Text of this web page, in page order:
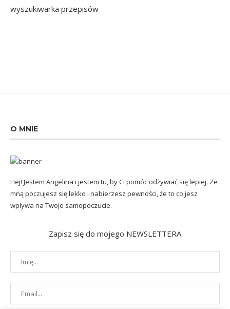
O MNIE
Hej! Jestem Angelina i jestem tu, by Ci pomóc odżywiać się lepiej. Ze
mną poczujesz się lekko i nabierzesz pewności, że to co jesz
wpływa na Twoje samopoczucie.
Zapisz się do mojego NEWSLETTERA